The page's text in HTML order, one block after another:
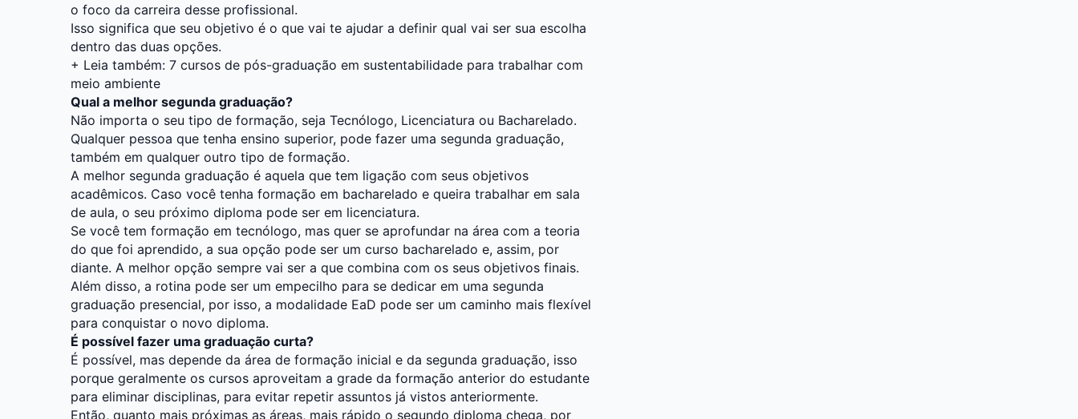
o foco da carreira desse profissional.
Isso significa que seu objetivo é o que vai te ajudar a definir qual vai ser sua escolha
dentro das duas opções.
+ Leia também: 7 cursos de pós-graduação em sustentabilidade para trabalhar com
meio ambiente
Qual a melhor segunda graduação?
Não importa o seu tipo de formação, seja Tecnólogo, Licenciatura ou Bacharelado.
Qualquer pessoa que tenha ensino superior, pode fazer uma segunda graduação,
também em qualquer outro tipo de formação.
A melhor segunda graduação é aquela que tem ligação com seus objetivos
acadêmicos. Caso você tenha formação em bacharelado e queira trabalhar em sala
de aula, o seu próximo diploma pode ser em licenciatura.
Se você tem formação em tecnólogo, mas quer se aprofundar na área com a teoria
do que foi aprendido, a sua opção pode ser um curso bacharelado e, assim, por
diante. A melhor opção sempre vai ser a que combina com os seus objetivos finais.
Além disso, a rotina pode ser um empecilho para se dedicar em uma segunda
graduação presencial, por isso, a modalidade EaD pode ser um caminho mais flexível
para conquistar o novo diploma.
É possível fazer uma graduação curta?
É possível, mas depende da área de formação inicial e da segunda graduação, isso
porque geralmente os cursos aproveitam a grade da formação anterior do estudante
para eliminar disciplinas, para evitar repetir assuntos já vistos anteriormente.
Então, quanto mais próximas as áreas, mais rápido o segundo diploma chega, por